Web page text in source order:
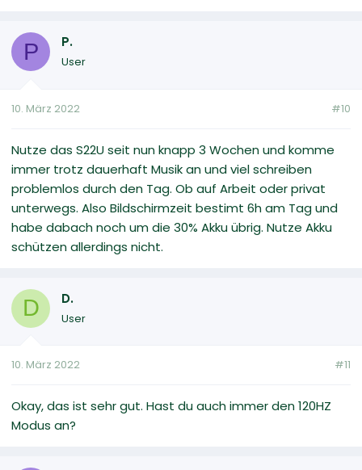
P P.
User
10. März 2022 #10
Nutze das S22U seit nun knapp 3 Wochen und komme
immer trotz dauerhaft Musik an und viel schreiben
problemlos durch den Tag. Ob auf Arbeit oder privat
unterwegs. Also Bildschirmzeit bestimt 6h am Tag und
habe dabach noch um die 30% Akku übrig. Nutze Akku
schützen allerdings nicht.
D D.
User
10. März 2022 #11
Okay, das ist sehr gut. Hast du auch immer den 120HZ
Modus an?